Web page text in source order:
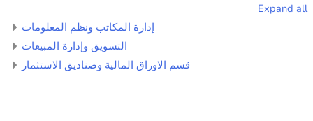
Expand all
إدارة المكاتب ونظم المعلومات
التسويق وإدارة المبيعات
قسم الاوراق المالية وصناديق الاستثمار